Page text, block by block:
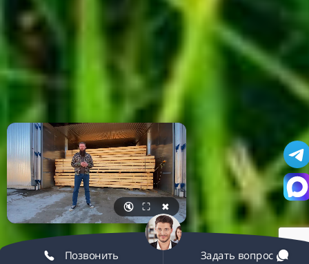
🔇 ⛶ ✖
Позвонить Задать вопрос